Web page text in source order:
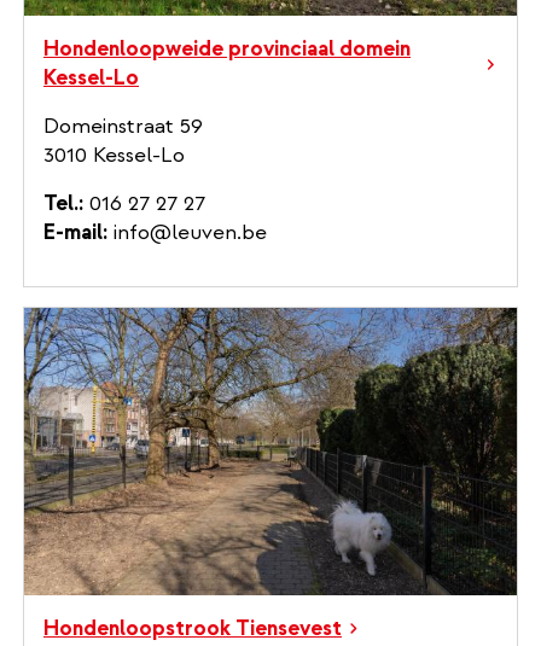
Hondenloopweide provinciaal domein
Kessel-Lo
Domeinstraat 59
3010 Kessel-Lo
Tel. 016 27 27 27
E-mail info@leuven.be
Hondenloopstrook Tiensevest